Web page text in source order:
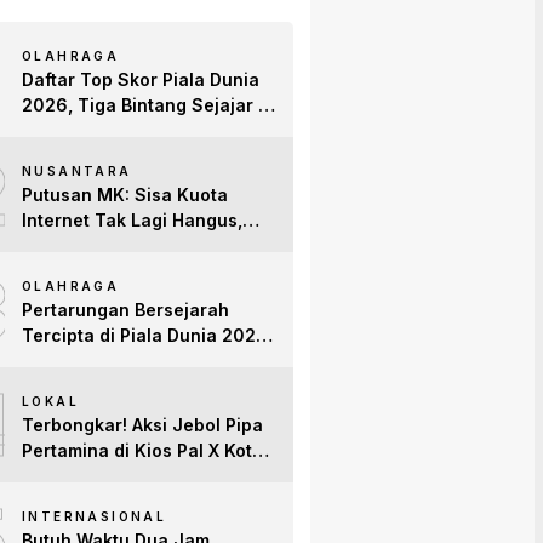
OLAHRAGA
Daftar Top Skor Piala Dunia
2026, Tiga Bintang Sejajar di
NUSANTARA
Putusan MK: Sisa Kuota
Internet Tak Lagi Hangus,
OLAHRAGA
Pertarungan Bersejarah
Tercipta di Piala Dunia 2026:
LOKAL
Terbongkar! Aksi Jebol Pipa
Pertamina di Kios Pal X Kota
INTERNASIONAL